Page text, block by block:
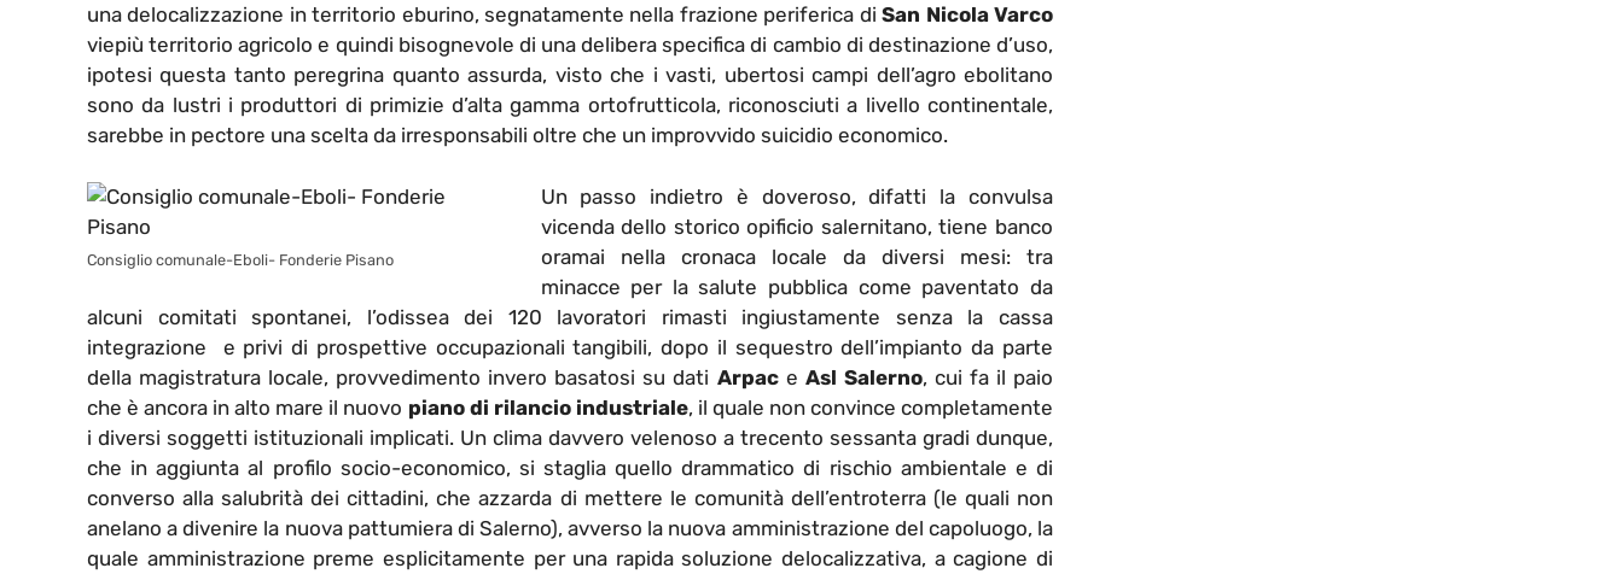
una delocalizzazione in territorio eburino, segnatamente nella frazione periferica diSan Nicola Varco
viepiù territorio agricolo e quindi bisognevole di una delibera specifica di cambio di destinazione d’uso,
ipotesi questa tanto peregrina quanto assurda, visto che i vasti, ubertosi campi dell’agro ebolitano
sono da lustri i produttori di primizie d’alta gamma ortofrutticola, riconosciuti a livello continentale,
sarebbe in pectore una scelta da irresponsabili oltre che un improvvido suicidio economico.
Consiglio comunale-Eboli- Fonderie Pisano
Un passo indietro è doveroso, difatti la convulsa
vicenda dello storico opificio salernitano, tiene banco
oramai nella cronaca locale da diversi mesi: tra
minacce per la salute pubblica come paventato da
alcuni comitati spontanei, l’odissea dei 120 lavoratori rimasti ingiustamente senza la cassa
integrazione e privi di prospettive occupazionali tangibili, dopo il sequestro dell’impianto da parte
della magistratura locale, provvedimento invero basatosi su dati Arpace Asl Salerno, cui fa il paio
che è ancora in alto mare il nuovo piano di rilancio industriale, il quale non convince completamente
i diversi soggetti istituzionali implicati. Un clima davvero velenoso a trecento sessanta gradi dunque,
che in aggiunta al profilo socio-economico, si staglia quello drammatico di rischio ambientale e di
converso alla salubrità dei cittadini, che azzarda di mettere le comunità dell’entroterra (le quali non
anelano a divenire la nuova pattumiera di Salerno), avverso la nuova amministrazione del capoluogo, la
quale amministrazione preme esplicitamente per una rapida soluzione delocalizzativa, a cagione di